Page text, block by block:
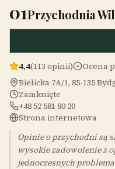
01Przychodnia
4,4(113 opinii) Ocena
Bielicka 7A/1, 85-135
Zamknięte
+48 52 581 80 20
Strona internetowa
Opinie o przychodni są
wysokie zadowolenie z
jednoczesnych